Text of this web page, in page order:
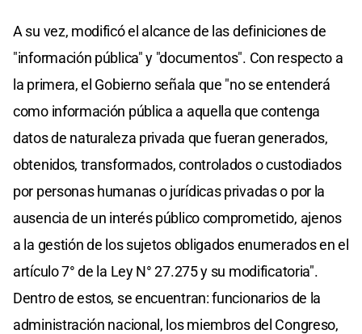
A su vez, modificó el alcance de las definiciones de
"información pública" y "documentos". Con respecto a
la primera, el Gobierno señala que "no se entenderá
como información pública a aquella que contenga
datos de naturaleza privada que fueran generados,
obtenidos, transformados, controlados o custodiados
por personas humanas o jurídicas privadas o por la
ausencia de un interés público comprometido, ajenos
a la gestión de los sujetos obligados enumerados en el
artículo 7° de la Ley N° 27.275 y su modificatoria".
Dentro de estos, se encuentran: funcionarios de la
administración nacional, los miembros del Congreso,